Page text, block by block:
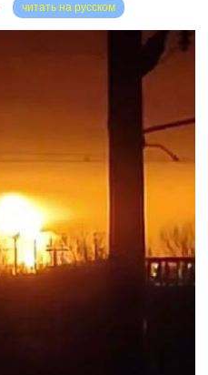
читать на русском